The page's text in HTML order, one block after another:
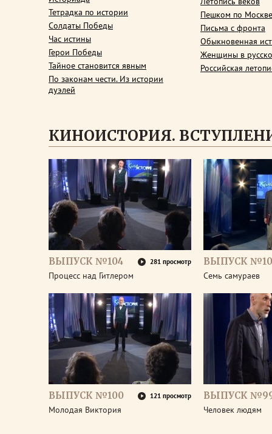
Тетрадка по истории
Солдаты Победы
Час истины
Герои Победы
Тайное становится явным
По законам чести. Из истории
дуэлей
Пешком по Москве
Письма с фронта
Обыкновенная
Женщины в
Российская
КИНОИСТОРИЯ.
ВЫПУСК №104 281 просмотр
Процесс над Гитлером
ВЫПУСК
Семь самураев
ВЫПУСК №100 121 просмотр
Молодая Виктория
ВЫПУСК
Человек людям